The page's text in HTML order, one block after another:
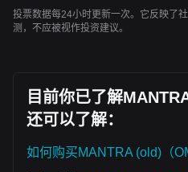
投票数据每24小时更新一次。它反映了
测，不应被视作投资建议。
目前你已了解
还可以了解：
如何购买MANTRA (old)（